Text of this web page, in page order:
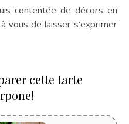
contentée de décors en
vous de laisser s’exprimer
cette tarte